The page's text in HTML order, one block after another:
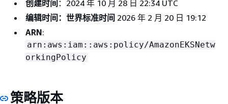
创建时间 ：2024 年 10 月 28 日 22:34 UTC
编辑时间：世界标准时间 2026 年 2 月 20 日 19:12
ARN:
arn:aws:iam::aws:policy/AmazonEKSNetw
orkingPolicy
策略版本